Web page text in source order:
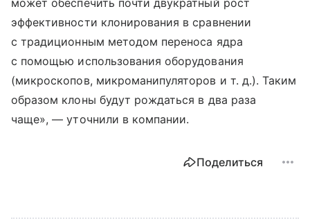
эффективности клонирования в сравнении
с традиционным методом переноса ядра
с помощью использования оборудования
(микроскопов, микроманипуляторов и т. д.). Таким
образом клоны будут рождаться в два раза
чаще», — уточнили в компании.
Поделиться